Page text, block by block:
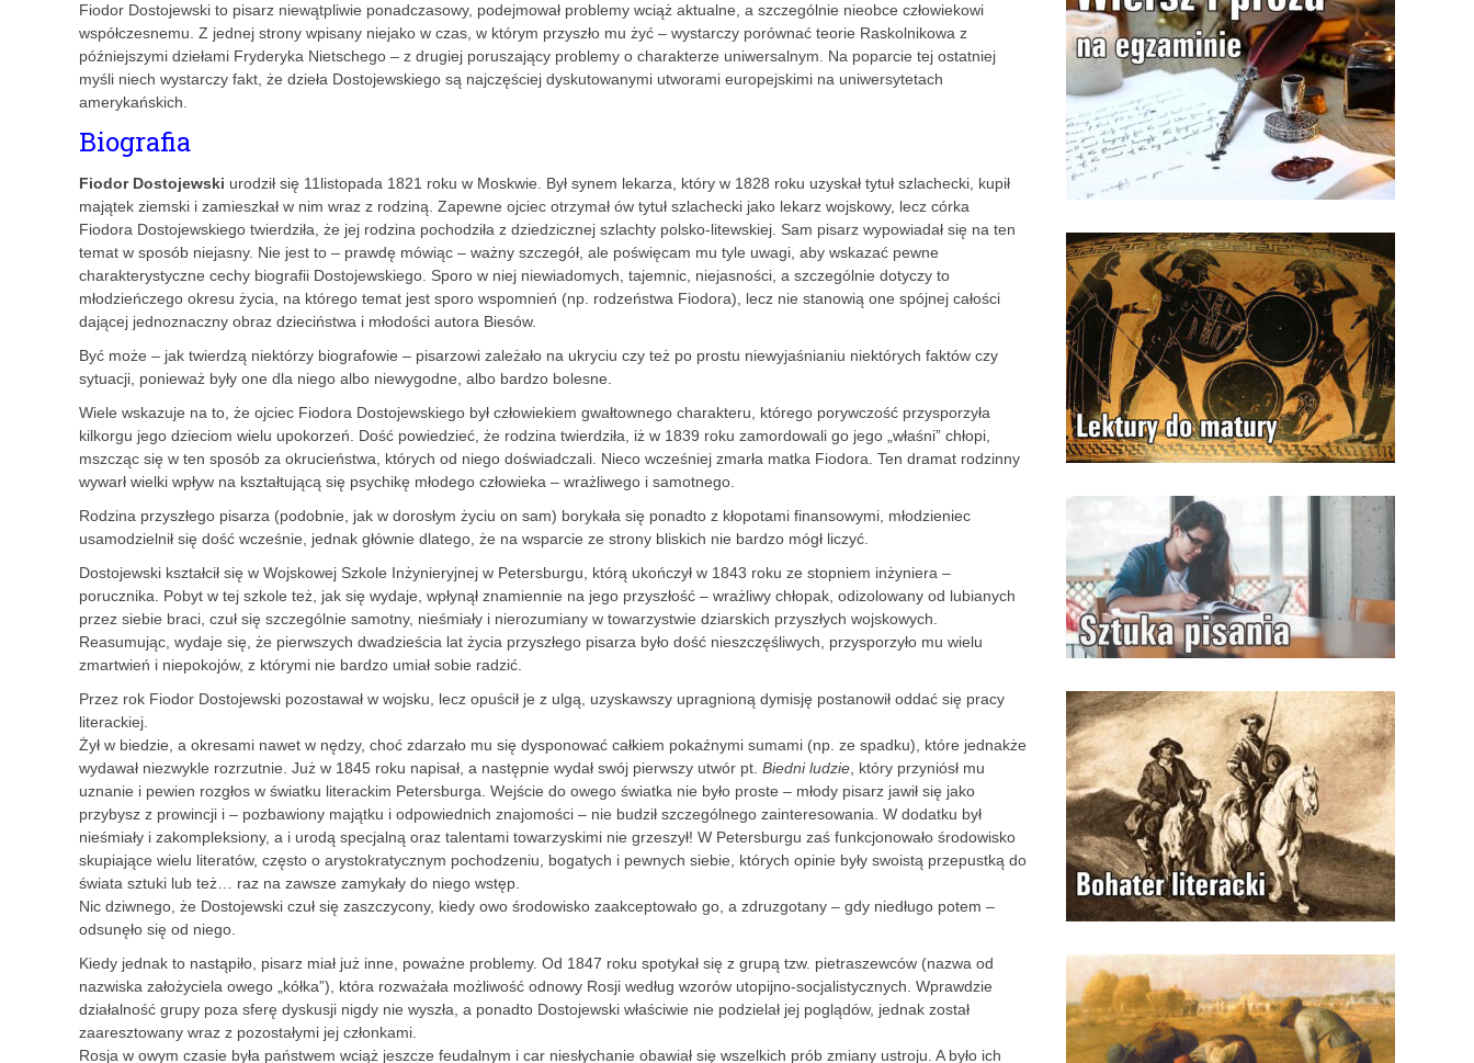
Fiodor Dostojewski to pisarz niewątpliwie ponadczasowy, podejmował problemy wciąż aktualne, a szczególnie nieobce człowiekowi
współczesnemu. Z jednej strony wpisany niejako w czas, w którym przyszło mu żyć – wystarczy porównać teorie Raskolnikowa z
późniejszymi dziełami Fryderyka Nietschego – z drugiej poruszający problemy o charakterze uniwersalnym. Na poparcie tej ostatniej
myśli niech wystarczy fakt, że dzieła Dostojewskiego są najczęściej dyskutowanymi utworami europejskimi na uniwersytetach
amerykańskich.
Biografia
Fiodor Dostojewski urodził się 11listopada 1821 roku w Moskwie. Był synem lekarza, który w 1828 roku uzyskał tytuł szlachecki, kupił
majątek ziemski i zamieszkał w nim wraz z rodziną. Zapewne ojciec otrzymał ów tytuł szlachecki jako lekarz wojskowy, lecz córka
Fiodora Dostojewskiego twierdziła, że jej rodzina pochodziła z dziedzicznej szlachty polsko-litewskiej. Sam pisarz wypowiadał się na ten
temat w sposób niejasny. Nie jest to – prawdę mówiąc – ważny szczegół, ale poświęcam mu tyle uwagi, aby wskazać pewne
charakterystyczne cechy biografii Dostojewskiego. Sporo w niej niewiadomych, tajemnic, niejasności, a szczególnie dotyczy to
młodzieńczego okresu życia, na którego temat jest sporo wspomnień (np. rodzeństwa Fiodora), lecz nie stanowią one spójnej całości
dającej jednoznaczny obraz dzieciństwa i młodości autora Biesów.
Być może – jak twierdzą niektórzy biografowie – pisarzowi zależało na ukryciu czy też po prostu niewyjaśnianiu niektórych faktów czy
sytuacji, ponieważ były one dla niego albo niewygodne, albo bardzo bolesne.
Wiele wskazuje na to, że ojciec Fiodora Dostojewskiego był człowiekiem gwałtownego charakteru, którego porywczość przysporzyła
kilkorgu jego dzieciom wielu upokorzeń. Dość powiedzieć, że rodzina twierdziła, iż w 1839 roku zamordowali go jego „właśni” chłopi,
mszcząc się w ten sposób za okrucieństwa, których od niego doświadczali. Nieco wcześniej zmarła matka Fiodora. Ten dramat rodzinny
wywarł wielki wpływ na kształtującą się psychikę młodego człowieka – wrażliwego i samotnego.
Rodzina przyszłego pisarza (podobnie, jak w dorosłym życiu on sam) borykała się ponadto z kłopotami finansowymi, młodzieniec
usamodzielnił się dość wcześnie, jednak głównie dlatego, że na wsparcie ze strony bliskich nie bardzo mógł liczyć.
Dostojewski kształcił się w Wojskowej Szkole Inżynieryjnej w Petersburgu, którą ukończył w 1843 roku ze stopniem inżyniera –
porucznika. Pobyt w tej szkole też, jak się wydaje, wpłynął znamiennie na jego przyszłość – wrażliwy chłopak, odizolowany od lubianych
przez siebie braci, czuł się szczególnie samotny, nieśmiały i nierozumiany w towarzystwie dziarskich przyszłych wojskowych.
Reasumując, wydaje się, że pierwszych dwadzieścia lat życia przyszłego pisarza było dość nieszczęśliwych, przysporzyło mu wielu
zmartwień i niepokojów, z którymi nie bardzo umiał sobie radzić.
Przez rok Fiodor Dostojewski pozostawał w wojsku, lecz opuścił je z ulgą, uzyskawszy upragnioną dymisję postanowił oddać się pracy
literackiej.
Żył w biedzie, a okresami nawet w nędzy, choć zdarzało mu się dysponować całkiem pokaźnymi sumami (np. ze spadku), które jednakże
wydawał niezwykle rozrzutnie. Już w 1845 roku napisał, a następnie wydał swój pierwszy utwór pt. Biedni ludzie , który przyniósł mu
uznanie i pewien rozgłos w światku literackim Petersburga. Wejście do owego światka nie było proste – młody pisarz jawił się jako
przybysz z prowincji i – pozbawiony majątku i odpowiednich znajomości – nie budził szczególnego zainteresowania. W dodatku był
nieśmiały i zakompleksiony, a i urodą specjalną oraz talentami towarzyskimi nie grzeszył! W Petersburgu zaś funkcjonowało środowisko
skupiające wielu literatów, często o arystokratycznym pochodzeniu, bogatych i pewnych siebie, których opinie były swoistą przepustką do
świata sztuki lub też… raz na zawsze zamykały do niego wstęp.
Nic dziwnego, że Dostojewski czuł się zaszczycony, kiedy owo środowisko zaakceptowało go, a zdruzgotany – gdy niedługo potem –
odsunęło się od niego.
Kiedy jednak to nastąpiło, pisarz miał już inne, poważne problemy. Od 1847 roku spotykał się z grupą tzw. pietraszewców (nazwa od
nazwiska założyciela owego „kółka”), która rozważała możliwość odnowy Rosji według wzorów utopijno-socjalistycznych. Wprawdzie
działalność grupy poza sferę dyskusji nigdy nie wyszła, a ponadto Dostojewski właściwie nie podzielał jej poglądów, jednak został
zaaresztowany wraz z pozostałymi jej członkami.
Rosja w owym czasie była państwem wciąż jeszcze feudalnym i car niesłychanie obawiał się wszelkich prób zmiany ustroju. A było ich